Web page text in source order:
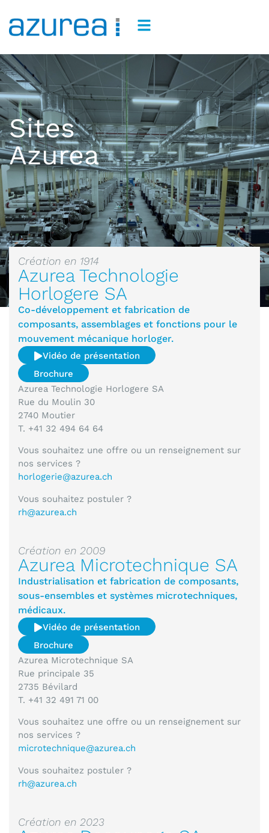
Sites
Azurea
Création en 1914
Azurea Technologie
Horlogere SA
Co-développement et fabrication de
composants, assemblages et fonctions pour le
mouvement mécanique horloger.
Vidéo de présentation
Brochure
Azurea Technologie Horlogere SA
Rue du Moulin 30
2740 Moutier
T. +41 32 494 64 64
Vous souhaitez une offre ou un renseignement sur
nos services ?
horlogerie@azurea.ch
Vous souhaitez postuler ?
rh@azurea.ch
Création en 2009
Azurea Microtechnique SA
Industrialisation et fabrication de composants,
sous-ensembles et systèmes microtechniques,
médicaux.
Vidéo de présentation
Brochure
Azurea Microtechnique SA
Rue principale 35
2735 Bévilard
T. +41 32 491 71 00
Vous souhaitez une offre ou un renseignement sur
nos services ?
microtechnique@azurea.ch
Vous souhaitez postuler ?
rh@azurea.ch
Création en 2023